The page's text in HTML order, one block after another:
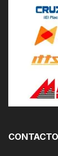
CONTACTO